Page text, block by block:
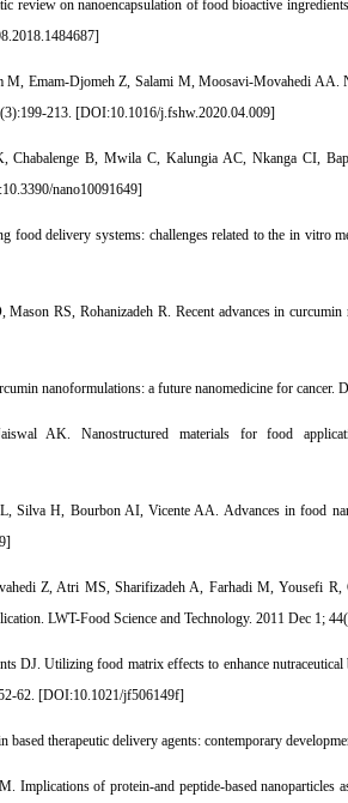
review on nanoencapsulation of food bioactive
]
Emam-Djomeh Z, Salami M, Moosavi-Movahedi AA.
213. [DOI:10.1016/j.fshw.2020.04.009]
B, Mwila C, Kalungia AC, Nkanga CI,
nano10091649]
delivery systems: challenges related to the in vitro
RS, Rohanizadeh R. Recent advances in
nanoformulations: a future nanomedicine for cancer.
AK. Nanostructured materials for food
Silva H, Bourbon AI, Vicente AA. Advances in food
]
Z, Atri MS, Sharifizadeh A, Farhadi M, Yousefi
LWT-Food Science and Technology. 2011 Dec 1;
DJ. Utilizing food matrix effects to enhance
62. [DOI:10.1021/jf506149f]
therapeutic delivery agents: contemporary
of protein-and peptide-based nanoparticles